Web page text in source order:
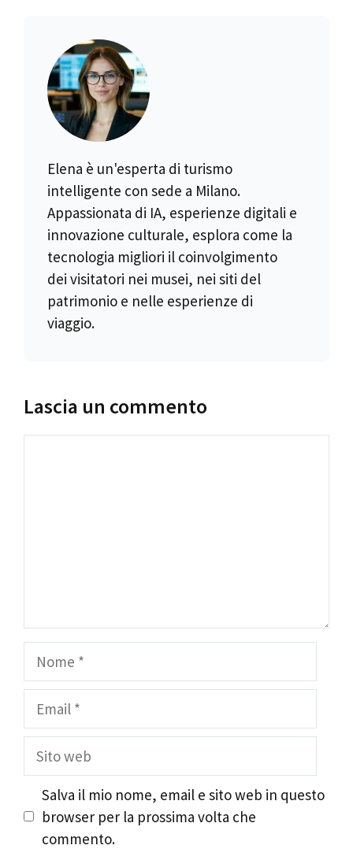
Elena è un'esperta di turismo
intelligente con sede a Milano.
Appassionata di IA, esperienze digitali e
innovazione culturale, esplora come la
tecnologia migliori il coinvolgimento
dei visitatori nei musei, nei siti del
patrimonio e nelle esperienze di
viaggio.
Lascia un commento
Sito
Salva il mio nome, email e sito web in questo
browser per la prossima volta che
commento.